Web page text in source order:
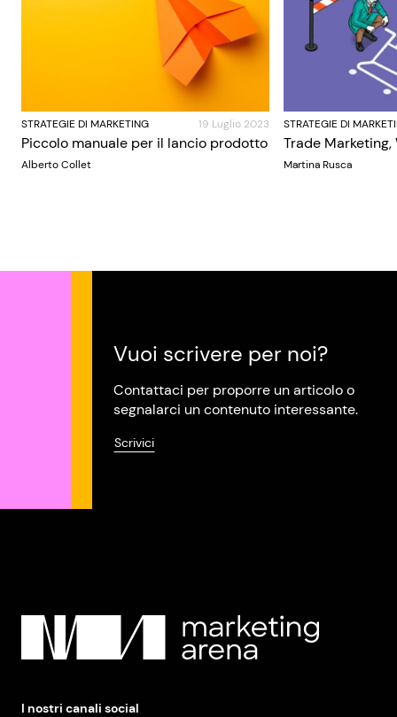
STRATEGIE DI MARKETING 19 Luglio 2023
Piccolo manuale per il lancio prodotto
Alberto Collet
STRATEGIE DI
Trade Marketing,
Martina Rusca
Vuoi scrivere per noi?
Contattaci per proporre un articolo o
segnalarci un contenuto interessante.
Scrivici
I nostri canali social